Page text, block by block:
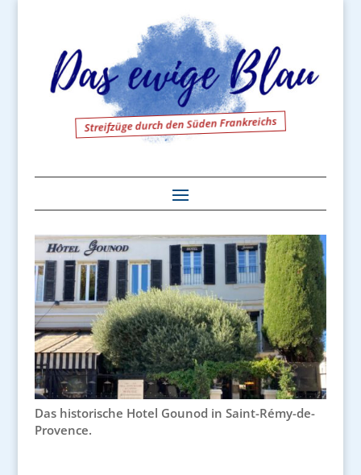
Streifzüge durch den Süden Frankreichs
Das historische Hotel Gounod in Saint-Rémy-de-
Provence.